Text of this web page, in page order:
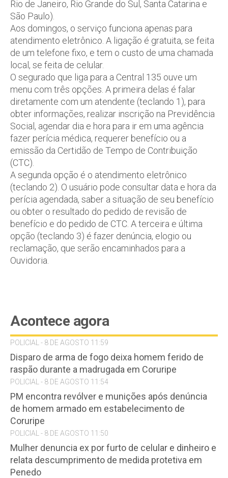
Rio de Janeiro, Rio Grande do Sul, Santa Catarina e
São Paulo).
Aos domingos, o serviço funciona apenas para
atendimento eletrônico. A ligação é gratuita, se feita
de um telefone fixo, e tem o custo de uma chamada
local, se feita de celular.
O segurado que liga para a Central 135 ouve um
menu com três opções. A primeira delas é falar
diretamente com um atendente (teclando 1), para
obter informações, realizar inscrição na Previdência
Social, agendar dia e hora para ir em uma agência
fazer perícia médica, requerer benefício ou a
emissão da Certidão de Tempo de Contribuição
(CTC).
A segunda opção é o atendimento eletrônico
(teclando 2). O usuário pode consultar data e hora da
perícia agendada, saber a situação de seu benefício
ou obter o resultado do pedido de revisão de
benefício e do pedido de CTC. A terceira e última
opção (teclando 3) é fazer denúncia, elogio ou
reclamação, que serão encaminhados para a
Ouvidoria.
Acontece agora
POLICIAL - 8 DE AGOSTO 11:59
Disparo de arma de fogo deixa homem ferido de
raspão durante a madrugada em Coruripe
POLICIAL - 8 DE AGOSTO 11:54
PM encontra revólver e munições após denúncia
de homem armado em estabelecimento de
Coruripe
POLICIAL - 8 DE AGOSTO 11:50
Mulher denuncia ex por furto de celular e dinheiro e
relata descumprimento de medida protetiva em
Penedo